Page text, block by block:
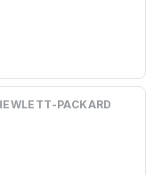
PACKARD